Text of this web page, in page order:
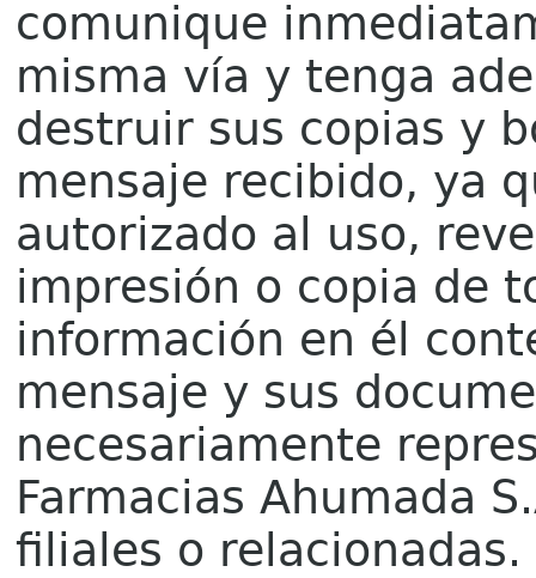
comunique
misma vía y tenga
destruir sus copias y
mensaje recibido, ya
autorizado al uso,
impresión o copia de
información en él
mensaje y sus
necesariamente
Farmacias Ahumada
filiales o relacionadas.